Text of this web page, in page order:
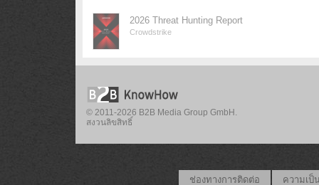
2026 Threat Hunting Report
Crowdstrike
© 2011-2026 B2B Media Group GmbH.
สงวนลิขสิทธิ์
ช่องทางการติดต่อ ความเป็